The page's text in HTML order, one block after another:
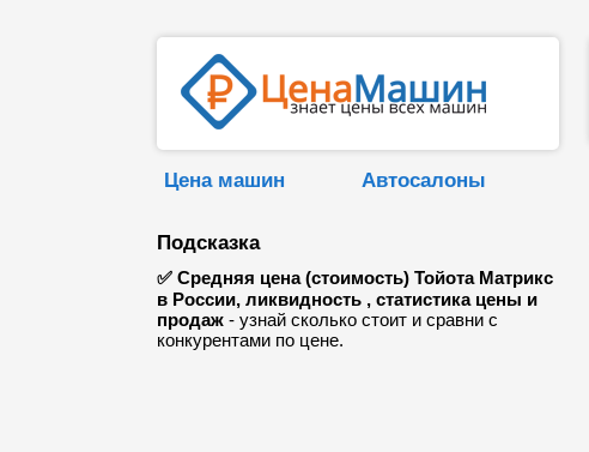
Цена машин Автосалоны
Подсказка
✅ Средняя цена (стоимость) Тойота Матрикс
в России, ликвидность , статистика цены и
продаж - узнай сколько стоит и сравни с
конкурентами по цене.